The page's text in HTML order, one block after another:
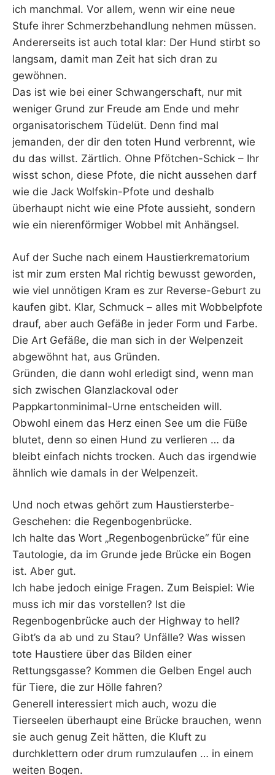
ich manchmal. Vor allem, wenn wir eine neue
Stufe ihrer Schmerzbehandlung nehmen müssen.
Andererseits ist auch total klar: Der Hund stirbt so
langsam, damit man Zeit hat sich dran zu
gewöhnen.
Das ist wie bei einer Schwangerschaft, nur mit
weniger Grund zur Freude am Ende und mehr
organisatorischem Tüdelüt. Denn find mal
jemanden, der dir den toten Hund verbrennt, wie
du das willst. Zärtlich. Ohne Pfötchen-Schick – Ihr
wisst schon, diese Pfote, die nicht aussehen darf
wie die Jack Wolfskin-Pfote und deshalb
überhaupt nicht wie eine Pfote aussieht, sondern
wie ein nierenförmiger Wobbel mit Anhängsel.
Auf der Suche nach einem Haustierkrematorium
ist mir zum ersten Mal richtig bewusst geworden,
wie viel unnötigen Kram es zur Reverse-Geburt zu
kaufen gibt. Klar, Schmuck – alles mit Wobbelpfote
drauf, aber auch Gefäße in jeder Form und Farbe.
Die Art Gefäße, die man sich in der Welpenzeit
abgewöhnt hat, aus Gründen.
Gründen, die dann wohl erledigt sind, wenn man
sich zwischen Glanzlackoval oder
Pappkartonminimal-Urne entscheiden will.
Obwohl einem das Herz einen See um die Füße
blutet, denn so einen Hund zu verlieren … da
bleibt einfach nichts trocken. Auch das irgendwie
ähnlich wie damals in der Welpenzeit.
Und noch etwas gehört zum Haustiersterbe-
Geschehen: die Regenbogenbrücke.
Ich halte das Wort „Regenbogenbrücke“ für eine
Tautologie, da im Grunde jede Brücke ein Bogen
ist. Aber gut.
Ich habe jedoch einige Fragen. Zum Beispiel: Wie
muss ich mir das vorstellen? Ist die
Regenbogenbrücke auch der Highway to hell?
Gibt’s da ab und zu Stau? Unfälle? Was wissen
tote Haustiere über das Bilden einer
Rettungsgasse? Kommen die Gelben Engel auch
für Tiere, die zur Hölle fahren?
Generell interessiert mich auch, wozu die
Tierseelen überhaupt eine Brücke brauchen, wenn
sie auch genug Zeit hätten, die Kluft zu
durchklettern oder drum rumzulaufen … in einem
weiten Bogen.